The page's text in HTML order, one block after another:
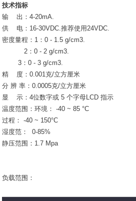
技术指标
输 出：4-20mA.
供 电：16-30VDC.推荐使用24VDC.
密度量程：1：0 - 1.5 g/cm3.
2：0 - 2 g/cm3.
3：0 - 3 g/cm3.
精 度：0.001克/立方厘米
分 辨 率：0.0005克/立方厘米
显 示：4位数字或 5 个字母LCD 指示
温度范围：环境： -40 ~ 85 °C
过程： -40 ~ 150°C
湿度范： 0-85%
静压范围：1.7 Mpa
负载范围：